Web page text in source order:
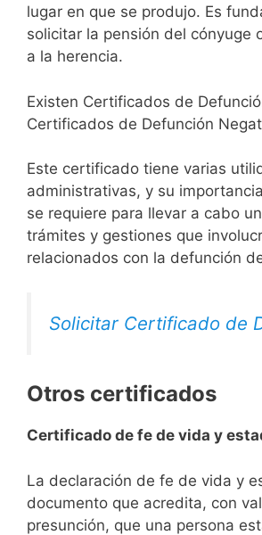
lugar en que se produjo. Es
solicitar la pensión del cónyuge
a la herencia.
Existen Certificados de
Certificados de Defunción
Este certificado tiene varias
administrativas, y su
se requiere para llevar a cabo
trámites y gestiones que
relacionados con la defunción
Solicitar Certificado de
Otros certificados
Certificado de fe de vida y
La declaración de fe de vida y
documento que acredita, con
presunción, que una persona